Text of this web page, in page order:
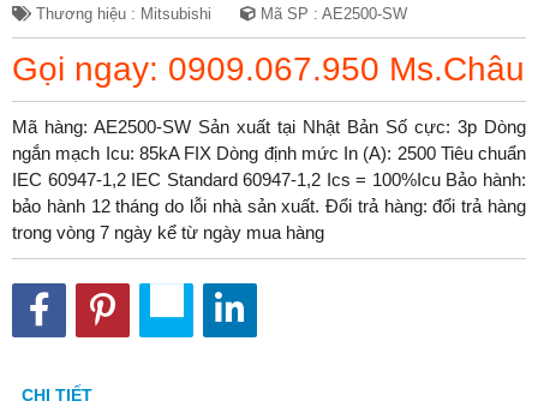
Thương hiệu : Mitsubishi Mã SP : AE2500-SW
Gọi ngay: 0909.067.950 Ms.Châu
Mã hàng: AE2500-SW Sản xuất tại Nhật Bản Số cực: 3p Dòng
ngắn mạch Icu: 85kA FIX Dòng định mức In (A): 2500 Tiêu chuẩn
IEC 60947-1,2 IEC Standard 60947-1,2 Ics = 100%Icu Bảo hành:
bảo hành 12 tháng do lỗi nhà sản xuất. Đổi trả hàng: đổi trả hàng
trong vòng 7 ngày kể từ ngày mua hàng
CHI TIẾT